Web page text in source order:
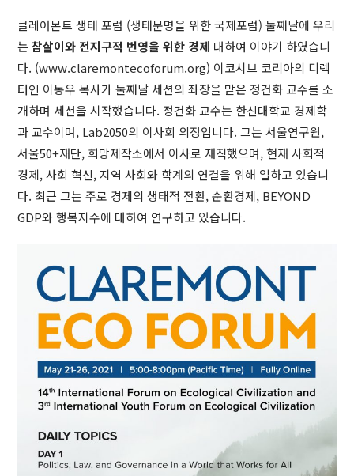
클레어몬트 생태 포럼 (생태문명을 위한 국제포럼) 둘째날에 우리
는참살이와 전지구적 번영을 위한 경제 대하여 이야기 하였습니
다. (www.claremontecoforum.org) 이코시브 코리아의 디렉
터인 이동우 목사가 둘째날 세션의 좌장을 맡은 정건화 교수를 소
개하며 세션을 시작했습니다. 정건화 교수는 한신대학교 경제학
과 교수이며, Lab2050의 이사회 의장입니다. 그는 서울연구원,
서울50+재단, 희망제작소에서 이사로 재직했으며, 현재 사회적
경제, 사회 혁신, 지역 사회와 학계의 연결을 위해 일하고 있습니
다. 최근 그는 주로 경제의 생태적 전환, 순환경제, BEYOND
GDP와 행복지수에 대하여 연구하고 있습니다.